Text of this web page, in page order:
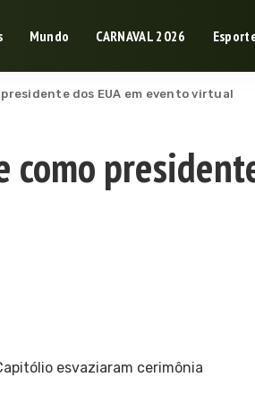
Mundo CARNAVAL 2026
dos EUA em evento virtual
como
esvaziaram cerimônia